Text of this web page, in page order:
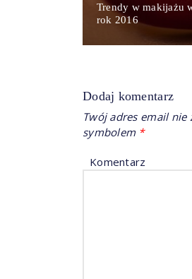
Trendy w makijażu
rok 2016
Dodaj komentarz
Twój adres email
symbolem *
Komentarz